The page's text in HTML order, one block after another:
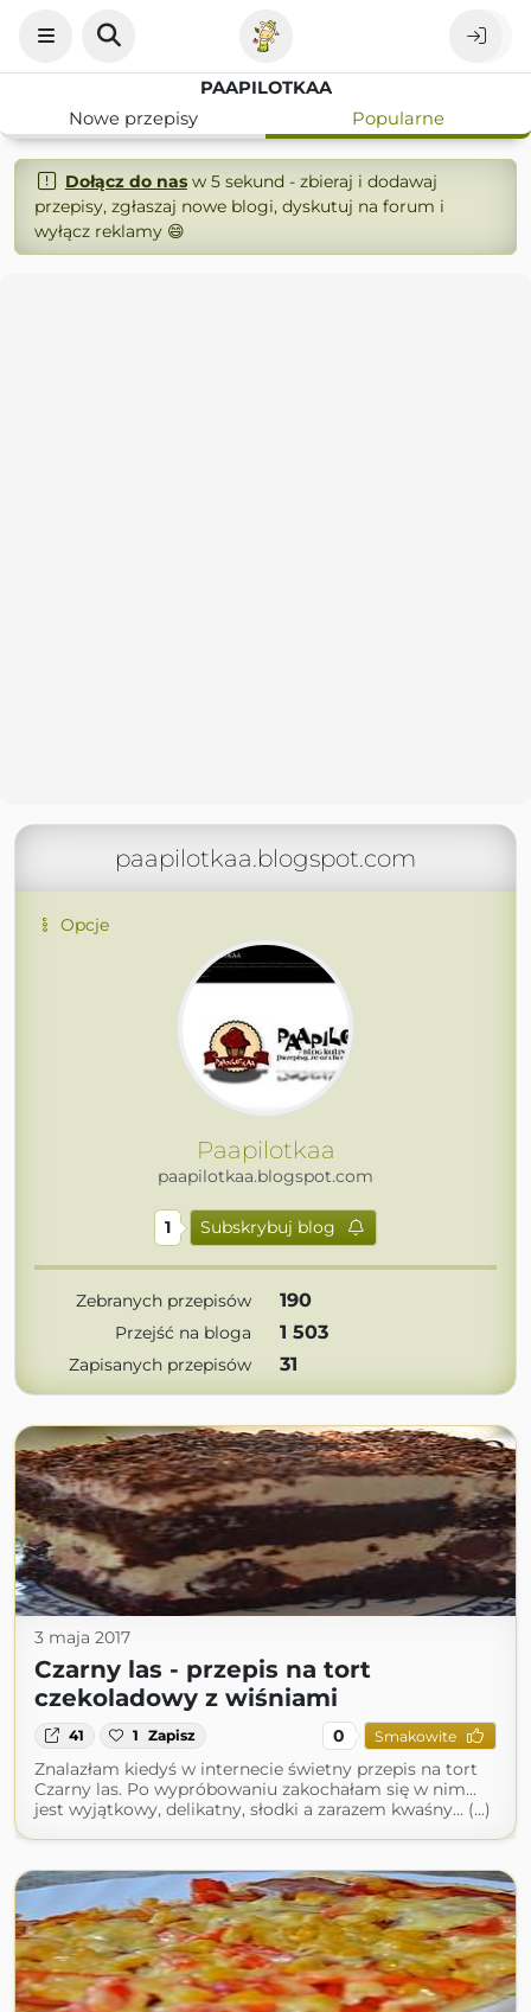
PAAPILOTKAA
Nowe przepisy
Popularne
Dołącz do nasw 5 sekund - zbieraj i dodawaj
przepisy, zgłaszaj nowe blogi, dyskutuj na forum i
wyłącz reklamy 😄
paapilotkaa.blogspot.com
Opcje
Paapilotkaa
paapilotkaa.blogspot.com
1 Subskrybuj blog
Zebranych przepisów 190
Przejść na bloga 1 503
Zapisanych przepisów 31
3 maja 2017
Czarny las - przepis na tort
czekoladowy z wiśniami
41 1 Zapisz 0 Smakowite
Znalazłam kiedyś w internecie świetny przepis na tort
Czarny las. Po wypróbowaniu zakochałam się w nim...
jest wyjątkowy, delikatny, słodki a zarazem kwaśny... (...)